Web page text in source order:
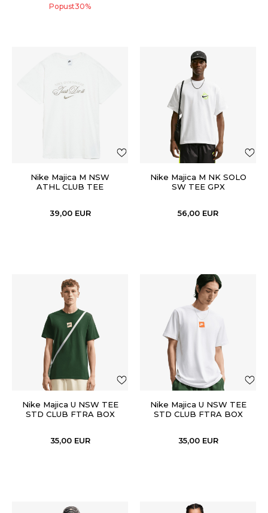
Popust30%
Nike Majica M NSW
ATHL CLUB TEE
39,00 EUR
Nike Majica M NK SOLO
SW TEE GPX
56,00 EUR
Nike Majica U NSW TEE
STD CLUB FTRA BOX
35,00 EUR
Nike Majica U NSW TEE
STD CLUB FTRA BOX
35,00 EUR